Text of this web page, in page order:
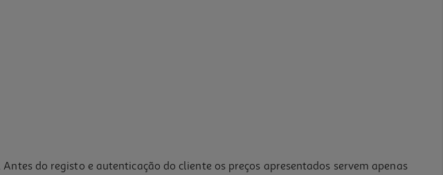
do registo e autenticação do cliente os preços apresentados servem apenas